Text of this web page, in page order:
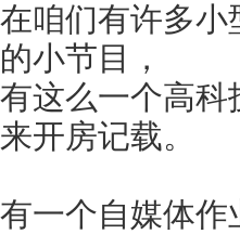
在咱们有许多
的小节目，
有这么一个高
来开房记载。
有一个自媒体